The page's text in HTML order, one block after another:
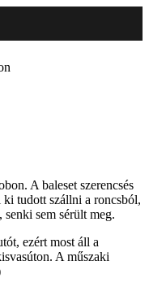
A baleset szerencsés
tudott szállni a roncsból,
sem sérült meg.
ezért most áll a
A műszaki